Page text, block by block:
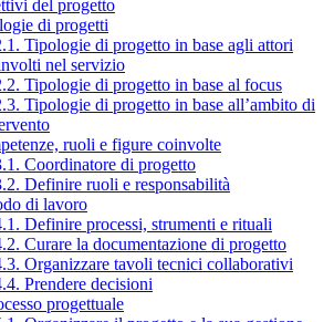
del progetto
di progetti
Tipologie di progetto in base agli attori
nel servizio
Tipologie di progetto in base al focus
Tipologie di progetto in base all’ambito di
ruoli e figure coinvolte
Coordinatore di progetto
Definire ruoli e responsabilità
di lavoro
Definire processi, strumenti e rituali
Curare la documentazione di progetto
Organizzare tavoli tecnici collaborativi
Prendere decisioni
progettuale